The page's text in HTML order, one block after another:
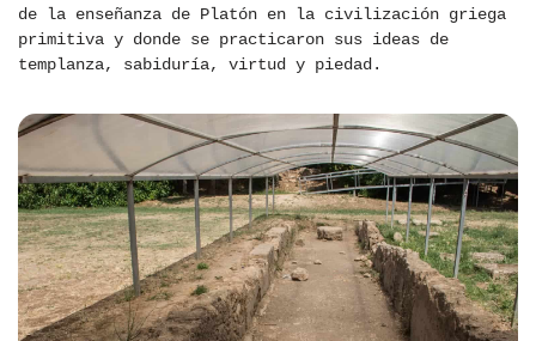
de la enseñanza de Platón en la civilización griega
primitiva y donde se practicaron sus ideas de
templanza, sabiduría, virtud y piedad.